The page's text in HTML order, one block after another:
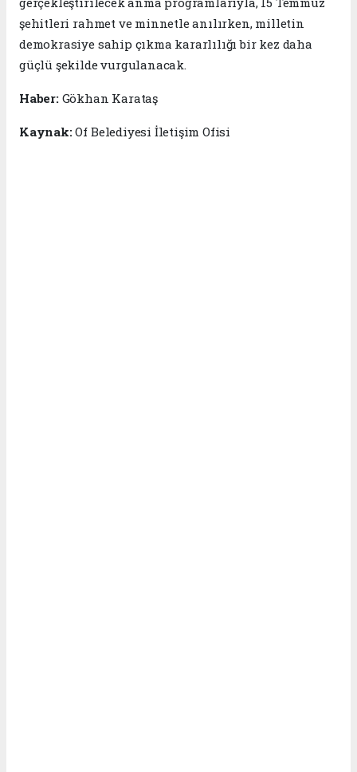
şehitleri rahmet ve minnetle anılırken, milletin
demokrasiye sahip çıkma kararlılığı bir kez daha
güçlü şekilde vurgulanacak.
Haber: Gökhan Karataş
Kaynak:Of Belediyesi İletişim Ofisi